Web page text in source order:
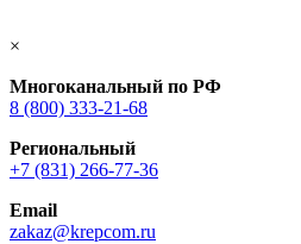
×
Многоканальный по РФ
8 (800) 333‑21-68
Региональный
+7 (831) 266-77-36
Email
zakaz@krepcom.ru